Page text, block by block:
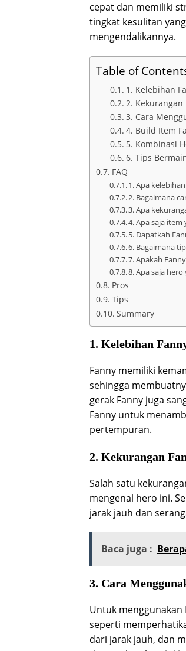
cepat dan memiliki
tingkat kesulitan
mengendalikannya.
Table of
1. Kelebihan
2. Kekurangan
3. Cara
4. Build Item
5. Kombinasi
6. Tips
FAQ
1. Apa
2. Bagaimana
3. Apa
4. Apa saja
5. Dapatkah
6. Bagaimana
7. Apakah
8. Apa saja
Pros
Tips
Summary
1. Kelebihan
Fanny memiliki
sehingga
gerak Fanny juga
Fanny untuk
pertempuran.
2. Kekurangan
Salah satu
mengenal hero ini.
jarak jauh dan
Baca juga :
3. Cara
Untuk
seperti
dari jarak jauh, dan